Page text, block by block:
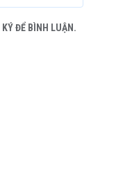
ĐỂ BÌNH LUẬN.